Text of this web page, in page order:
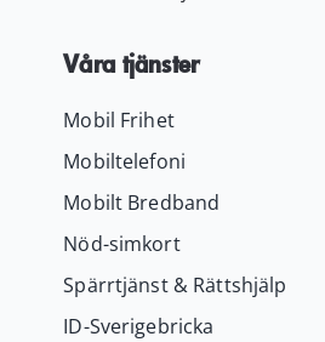
Våra tjänster
Mobil Frihet
Mobiltelefoni
Mobilt Bredband
Nöd-simkort
Spärrtjänst & Rättshjälp
ID-Sverigebricka